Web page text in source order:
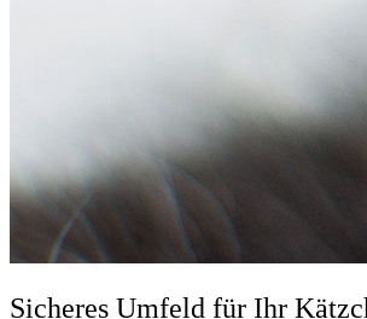
Sicheres Umfeld für Ihr